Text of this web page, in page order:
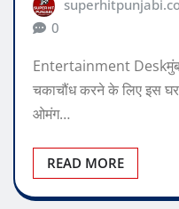
ओमंग…
READ MORE